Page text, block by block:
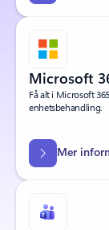
Microsoft
Få alt i Microsoft
enhetsbehandling.
Mer